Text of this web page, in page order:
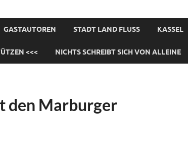
GASTAUTOREN STADT LAND FLUSS KASSEL
<<< NICHTS SCHREIBT SICH VON ALLEINE
den Marburger